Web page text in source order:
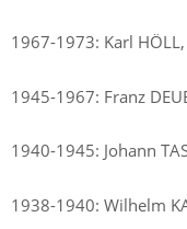
1967-1973: Karl
1945-1967: Franz
1940-1945: Johann
1938-1940: Wilhelm